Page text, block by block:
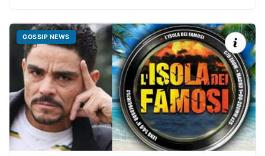
GOSSIP NEWS